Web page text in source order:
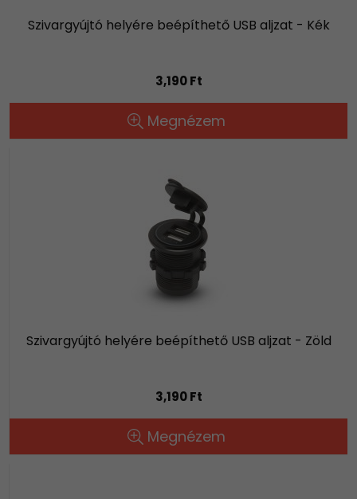
Szivargyújtó helyére beépíthető USB aljzat - Kék
3,190 Ft
Megnézem
Szivargyújtó helyére beépíthető USB aljzat - Zöld
3,190 Ft
Megnézem